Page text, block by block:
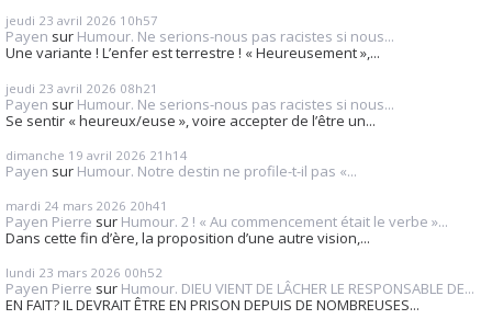
jeudi 23 avril 2026 10h57
Payen sur Humour. Ne serions-nous pas racistes si nous...
Une variante ! L’enfer est terrestre ! « Heureusement »,...
jeudi 23 avril 2026 08h21
Payen sur Humour. Ne serions-nous pas racistes si nous...
Se sentir « heureux/euse », voire accepter de l’être un...
dimanche 19 avril 2026 21h14
Payen sur Humour. Notre destin ne profile-t-il pas «...
mardi 24 mars 2026 20h41
Payen Pierre sur Humour. 2 ! « Au commencement était le verbe »...
Dans cette fin d’ère, la proposition d’une autre vision,...
lundi 23 mars 2026 00h52
Payen Pierre sur Humour. DIEU VIENT DE LÂCHER LE RESPONSABLE DE...
EN FAIT? IL DEVRAIT ÊTRE EN PRISON DEPUIS DE NOMBREUSES...